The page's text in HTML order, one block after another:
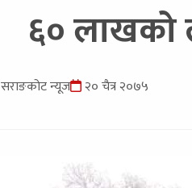
६० लाखको
सराङकोट न्यूज २० चैत्र २०७५